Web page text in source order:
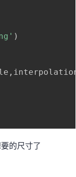
)
, interpolation
的尺寸了